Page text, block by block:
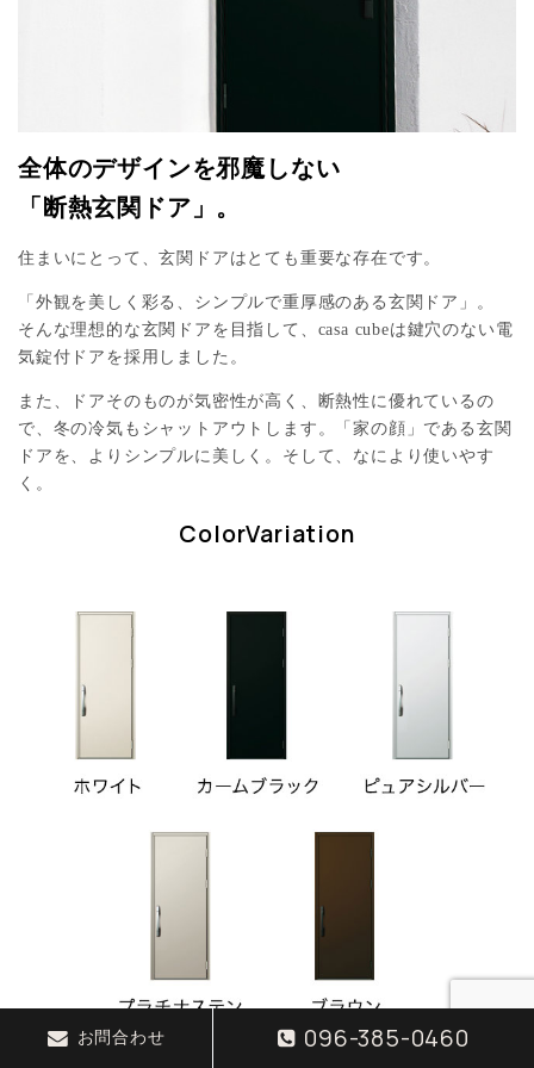
全体のデザインを邪魔しない
「断熱玄関ドア」。
住まいにとって、玄関ドアはとても重要な存在です。
「外観を美しく彩る、シンプルで重厚感のある玄関ドア」。
そんな理想的な玄関ドアを目指して、casa cubeは鍵穴のない電
気錠付ドアを採用しました。
また、ドアそのものが気密性が高く、断熱性に優れているの
で、冬の冷気もシャットアウトします。「家の顔」である玄関
ドアを、よりシンプルに美しく。そして、なにより使いやす
く。
ColorVariation
お問合わせ 096-385-0460